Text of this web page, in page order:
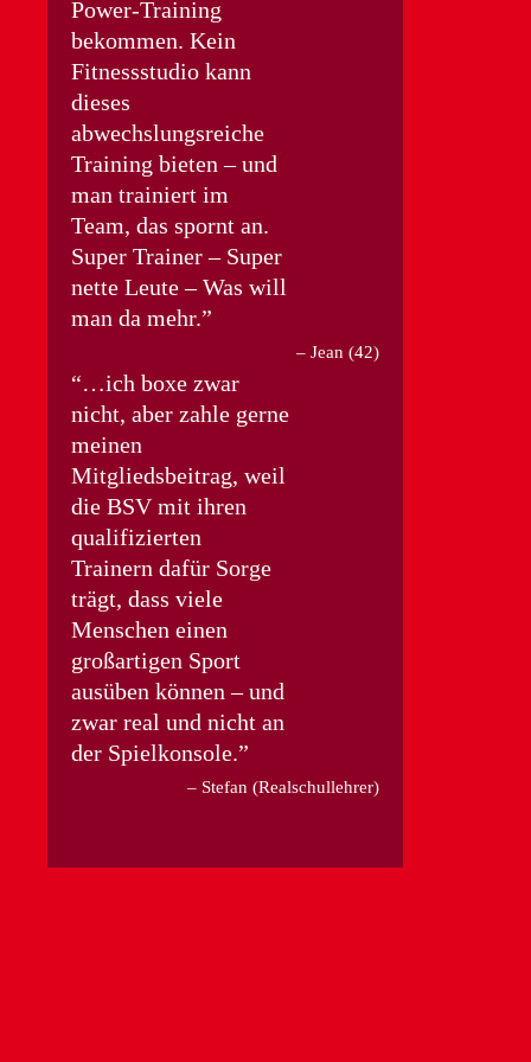
Power-Training
bekommen. Kein
Fitnessstudio kann
dieses
abwechslungsreiche
Training bieten – und
man trainiert im
Team, das spornt an.
Super Trainer – Super
nette Leute – Was will
man da mehr.
Jean (42)
…ich boxe zwar
nicht, aber zahle gerne
meinen
Mitgliedsbeitrag, weil
die BSV mit ihren
qualifizierten
Trainern dafür Sorge
trägt, dass viele
Menschen einen
großartigen Sport
ausüben können – und
zwar real und nicht an
der Spielkonsole.
Stefan (Realschullehrer)